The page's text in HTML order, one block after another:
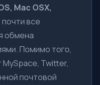
Mac OSX,
все
обмена
Помимо того,
Twitter,
почтовой